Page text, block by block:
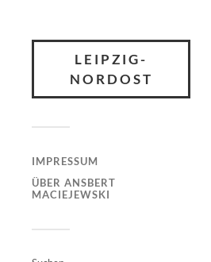
LEIPZIG-
NORDOST
IMPRESSUM
ÜBER ANSBERT
MACIEJEWSKI